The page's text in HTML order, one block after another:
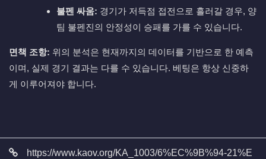
불펜 싸움: 경기가 저득점 접전으로 흘러갈 경우, 양
팀 불펜진의 안정성이 승패를 가를 수 있습니다.
면책 조항: 위의 분석은 현재까지의 데이터를 기반으로 한 예측
이며, 실제 경기 결과는 다를 수 있습니다. 베팅은 항상 신중하
게 이루어져야 합니다.
관련자료https://www.kaov.org/KA_1003/6%EC%9B%94-21%E